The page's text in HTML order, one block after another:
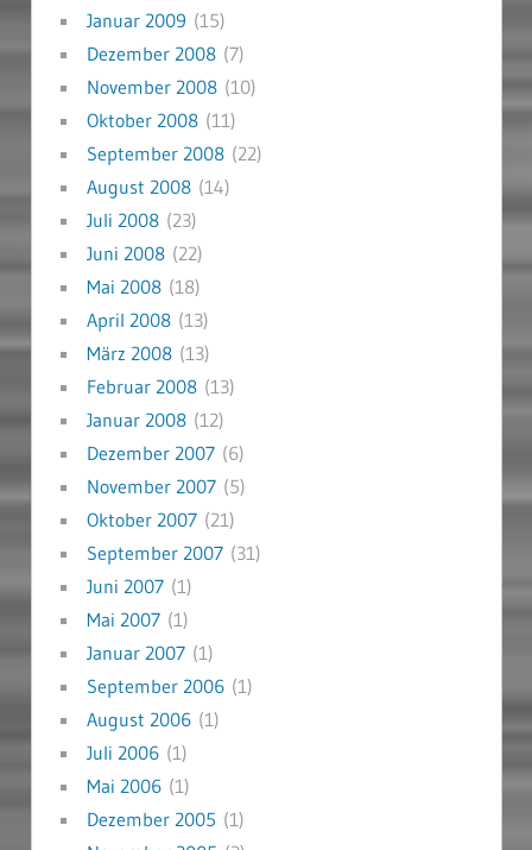
Januar 2009 (15)
Dezember 2008(7)
November 2008(10)
Oktober 2008(11)
September 2008(22)
August 2008(14)
Juli 2008(23)
Juni 2008(22)
Mai 2008(18)
April 2008(13)
März 2008(13)
Februar 2008(13)
Januar 2008(12)
Dezember 2007(6)
November 2007(5)
Oktober 2007(21)
September 2007(31)
Juni 2007(1)
Mai 2007(1)
Januar 2007(1)
September 2006(1)
August 2006(1)
Juli 2006(1)
Mai 2006(1)
Dezember 2005 (1)